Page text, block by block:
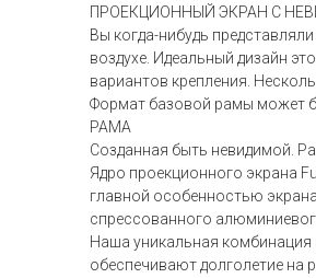
ПРОЕКЦИОННЫЙ ЭКРАН С
Вы когда-нибудь
воздухе. Идеальный дизайн
вариантов крепления.
Формат базовой рамы может
РАМА
Созданная быть невидимой.
Ядро проекционного экрана
главной особенностью
спрессованного
Наша уникальная комбинация
обеспечивают долголетие на